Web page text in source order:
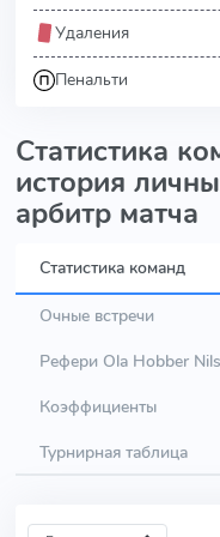
Удаления
Пенальти
Статистика
история
арбитр матча
Статистика команд
Очные встречи
Рефери Ola Hobber
Коэффициенты
Турнирная таблица